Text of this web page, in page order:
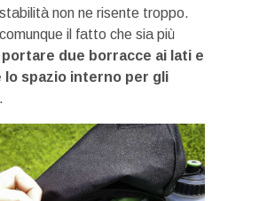
non ne risente troppo.
il fatto che sia più
portare due borracce ai lati e
lo spazio interno per gli
.